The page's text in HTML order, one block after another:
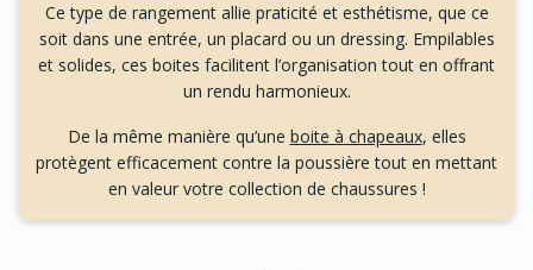
Ce type de rangement allie praticité et esthétisme, que ce
soit dans une entrée, un placard ou un dressing. Empilables
et solides, ces boites facilitent l’organisation tout en offrant
un rendu harmonieux.
De la même manière qu’une boite à chapeaux, elles
protègent efficacement contre la poussière tout en mettant
en valeur votre collection de chaussures !